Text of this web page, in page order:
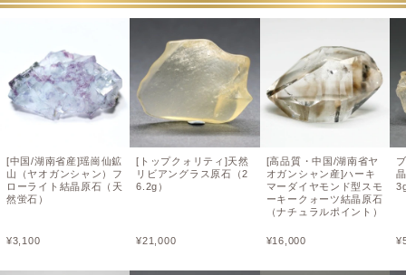
[中国/湖南省産]瑶崗仙鉱
山（ヤオガンシャン）フ
ローライト結晶原石（天
然蛍石）
¥3,100
[トップクォリティ]天然
リビアングラス原石（2
6.2g）
¥21,000
[高品質・中国/湖南省ヤ
オガンシャン産]ハーキ
マーダイヤモンド型スモ
ーキークォーツ結晶原石
（ナチュラルポイント）
¥16,000 ¥